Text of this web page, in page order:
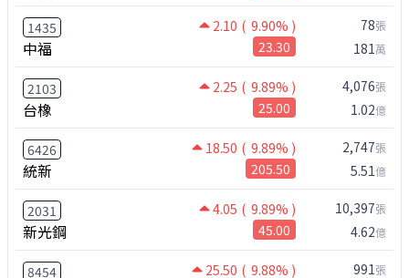
1435 2.10 ( 9.90% )
中福 23.30
78張
181萬
2103 2.25 ( 9.89% )
台橡 25.00
4,076張
1.02億
6426 18.50 ( 9.89% )
統新 205.50
2,747張
5.51億
2031 4.05 ( 9.89% )
新光鋼 45.00
10,397張
4.62億
8454 25.50 ( 9.88% ) 991張